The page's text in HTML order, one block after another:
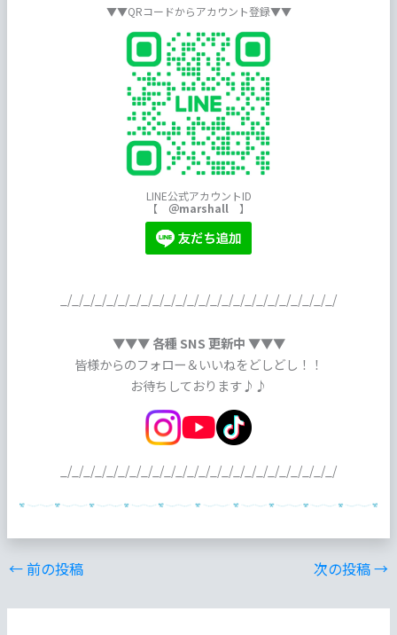
▼▼QRコードからアカウント登録▼▼
LINE公式アカウントID
【 ＠marshall 】
_/_/_/_/_/_/_/_/_/_/_/_/_/_/_/_/_/_/_/_/_/_/_/_/
▼▼▼ 各種 SNS 更新中 ▼▼▼
皆様からのフォロー＆いいねをどしどし！！
お待ちしております♪♪
_/_/_/_/_/_/_/_/_/_/_/_/_/_/_/_/_/_/_/_/_/_/_/_/
←前の投稿 次の投稿→